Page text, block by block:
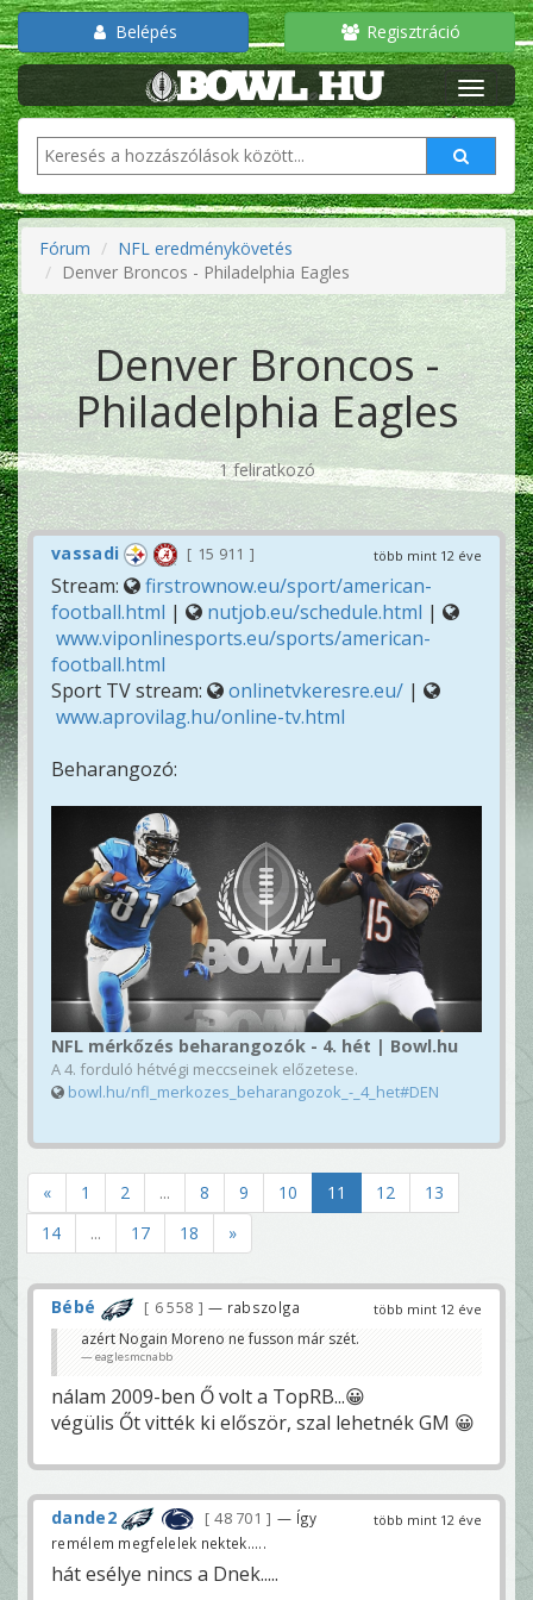
Belépés Regisztráció
Fórum
NFL eredménykövetés
Denver Broncos - Philadelphia Eagles
Denver Broncos -
Philadelphia Eagles
1 feliratkozó
több mint 12 éve
vassadi 15 911
Stream:
firstrownow.eu/sport/american-
football.html | nutjob.eu/schedule.html |
www.viponlinesports.eu/sports/american-
football.html
Sport TV stream:
onlinetvkeresre.eu/ |
www.aprovilag.hu/online-tv.html
Beharangozó:
NFL mérkőzés beharangozók - 4. hét | Bowl.hu
A 4. forduló hétvégi meccseinek előzetese.
bowl.hu/nfl_merkozes_beharangozok_-_4_het#DEN
« 1 2 ... 8 9 10 11 12
13
14
... 17 18 »
több mint 12 éve
Bébé 6 558 — rabszolga
azért Nogain Moreno ne fusson már szét.
eaglesmcnabb
nálam 2009-ben Ő volt a TopRB...😀
végülis Őt vitték ki először, szal lehetnék GM 😀
több mint 12 éve
dande2 48 701
— Így
remélem megfelelek nektek.....
hát esélye nincs a Dnek.....